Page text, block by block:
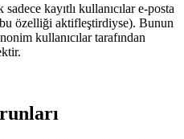
kayıtlı kullanıcılar e-posta
özelliği aktifleştirdiyse). Bunun
kullanıcılar tarafından